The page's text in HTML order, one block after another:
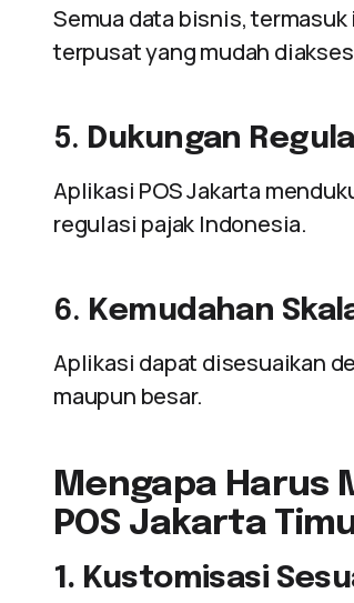
Semua data bisnis,
terpusat yang mudah
5. Dukungan
Aplikasi POS Jakarta
regulasi pajak Indonesia.
6. Kemudahan
Aplikasi dapat disesuaikan
maupun besar.
Mengapa Harus
POS Jakarta
1. Kustomisasi